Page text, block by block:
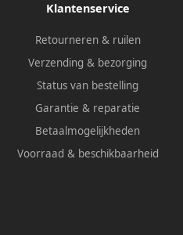
Klantenservice
Retourneren & ruilen
Verzending & bezorging
Status van bestelling
Garantie & reparatie
Betaalmogelijkheden
Voorraad & beschikbaarheid